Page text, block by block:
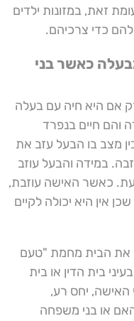
זאת, במזונות ילדים
להם כדי צרכיהם.
כאשר בני
אם היא חיה עם בעלה
והם חיים בנפרד
מצב בו הבעל עזב את
במידה והבעל עוזב
כאשר האישה עוזבת,
אין היא יכולה לקיים
את הבית מחמת "טעם
בית הדין או בית
האישה, יחס רע,
או בני משפחה